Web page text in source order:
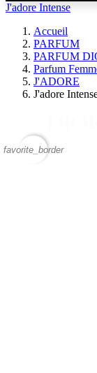
J'adore Intense
Accueil
PARFUM
PARFUM
Parfum
J'ADORE
J'adore
favorite_border